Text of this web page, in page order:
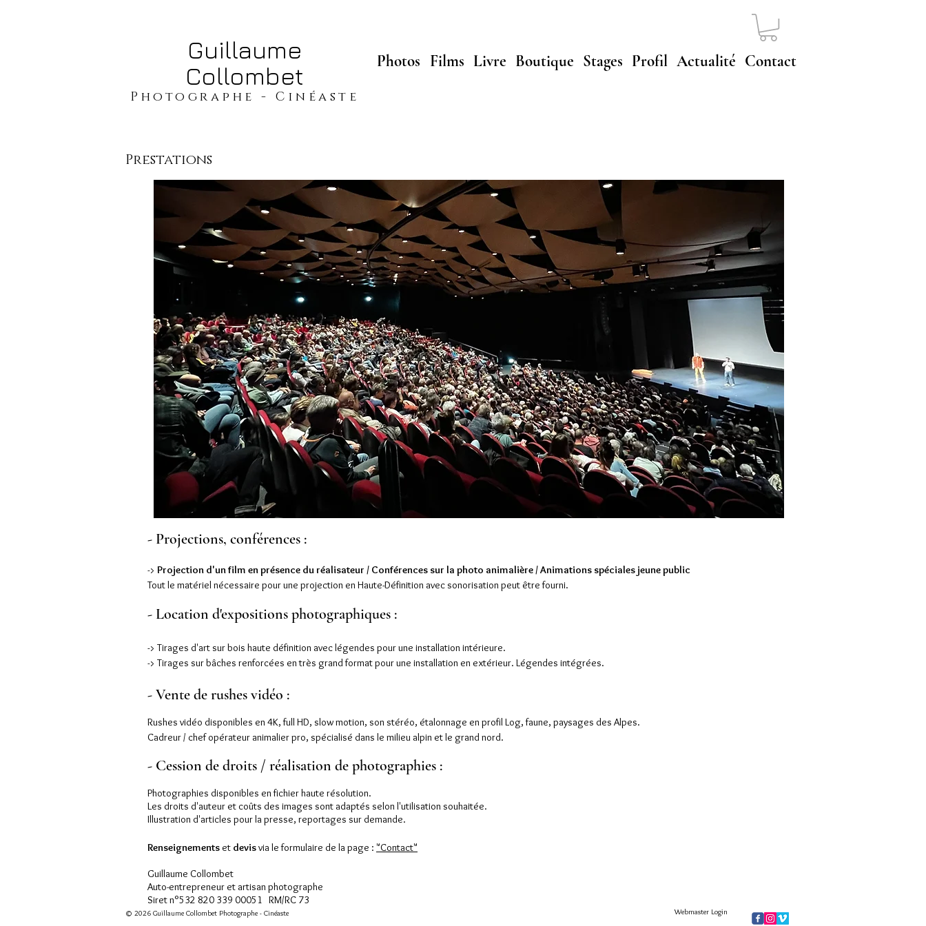
​​​​​​​Guillaume
Collombet
​​​Photographe - Cinéaste
Photos Films Livre Boutique Stages Profil Actualité Contact
Prestations
- Projections, conférences :
-> Projection d'un film en présence du réalisateur / Conférences sur la photo animalière / Animations spéciales jeunepublic
Tout le matériel nécessaire pour une projection en Haute-Définition avec sonorisation peut être fourni.
- Location d'expositions photographiques :
-> Tirages d'art sur bois haute définition avec légendes pour une installation intérieure.
-> Tirages sur bâches renforcées en très grand format pour une installation en extérieur. Légendes intégrées.
- Vente de rushes vidéo :
Rushes vidéo disponibles en 4K, full HD, slow motion, son stéréo, étalonnage en profil Log, faune, paysages des Alpes.
Cadreur / chef opérateur animalier pro, spécialisé dans le milieu alpin et le grand nord.
- Cession de droits / réalisation de photographies :
Photographies disponibles en fichier haute résolution.
Les droits d'auteur et coûts des images sont adaptés selon l'utilisation souhaitée.
Illustration d'articles pour la presse, reportages sur demande.
Renseignements et devisvia le formulaire de la page : "Contact"
Guillaume Collombet
Auto-entrepreneur et artisan photographe
Siret n°532 820 339 00051 RM/RC 73
© 2026 Guillaume Collombet Photographe - Cinéaste Webmaster Login